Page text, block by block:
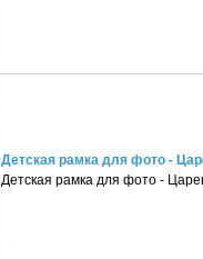
Детская рамка для фото -
Детская рамка для фото -